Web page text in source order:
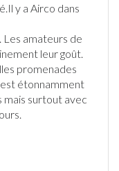
y a Airco dans
Les amateurs de
leur goût.
promenades
étonnamment
mais surtout avec